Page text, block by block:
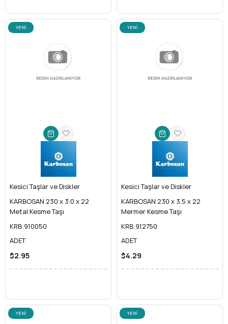
Kesici Taşlar ve Diskler
KARBOSAN 230 x 3.0 x 22
Metal Kesme Taşı
KRB.910050
ADET
$2.95
YENI
Kesici Taşlar ve Diskler
KARBOSAN 230 x 3.5 x 22
Mermer Kesme Taşı
KRB.912750
ADET
$4.29
YENI
YENI
YENI